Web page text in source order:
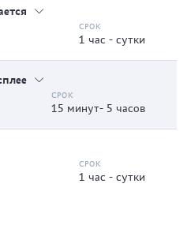
1 час - сутки
15 минут- 5 часов
1 час - сутки